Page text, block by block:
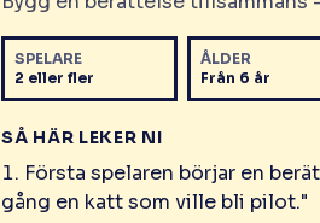
SPELARE
2 eller fler
ÅLDER
Från 6 år
SÅ HÄR LEKER NI
Första spelaren börjar en
gång en katt som ville bli pilot."